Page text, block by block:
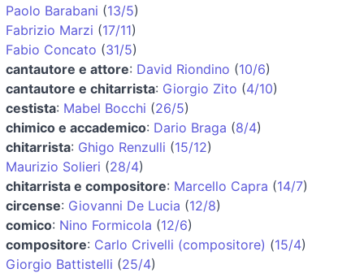
Paolo Barabani (13/5)
Fabrizio Marzi (17/11)
Fabio Concato (31/5)
cantautore e attore: David Riondino (10/6)
cantautore e chitarrista: Giorgio Zito (4/10)
cestista: Mabel Bocchi (26/5)
chimico e accademico: Dario Braga (8/4)
chitarrista: Ghigo Renzulli (15/12)
Maurizio Solieri (28/4)
chitarrista e compositore: Marcello Capra (14/7)
circense: Giovanni De Lucia (12/8)
comico: Nino Formicola (12/6)
compositore: Carlo Crivelli (compositore) (15/4)
Giorgio Battistelli (25/4)